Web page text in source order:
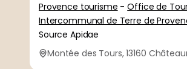
Provence tourisme -Office de
Intercommunal de Terre de
Source Apidae
Montée des Tours, 13160